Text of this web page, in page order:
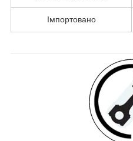
Імпортовано